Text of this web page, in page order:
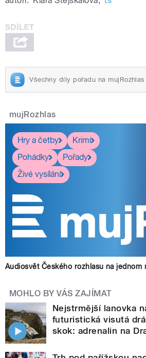
Všechny díly pořadu na mujRozhlas
mujRozhlas
Hry a četby
Krimi
Pohádky
Pořady
Živé vysílání
Audiosvět Českého rozhlasu na jednom
MOHLO BY VÁS ZAJÍMAT
Nejstrmější lanovka
futuristická visutá
skok: adrenalin na